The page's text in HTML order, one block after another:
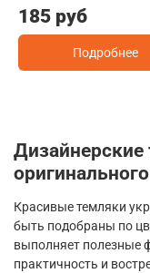
185 руб
Подробнее
Красивые темляки
быть подобраны по
выполняет полезные
практичность и